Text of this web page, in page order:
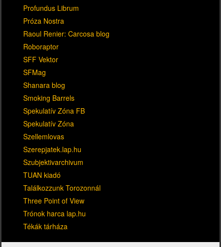
Profundus Librum
Próza Nostra
Raoul Renier: Carcosa blog
Roboraptor
SFF Vektor
SFMag
Shanara blog
Smoking Barrels
Spekulatív Zóna FB
Spekulatív Zóna
Szellemlovas
Szerepjatek.lap.hu
Szubjektivarchivum
TUAN kiadó
Találkozzunk Torozonnál
Three Point of View
Trónok harca lap.hu
Tékák tárháza